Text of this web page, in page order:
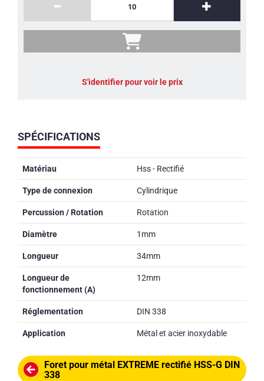
SPÉCIFICATIONS
Matériau Hss - Rectifié
Type de connexion Cylindrique
Percussion / Rotation Rotation
Diamètre 1mm
Longueur 34mm
Longueur de
fonctionnement (A)
12mm
Réglementation DIN 338
Application Métal et acier inoxydable
Foret pour métal EXTREME rectifié HSS-G DIN
338
S'identifier pour voir le prix